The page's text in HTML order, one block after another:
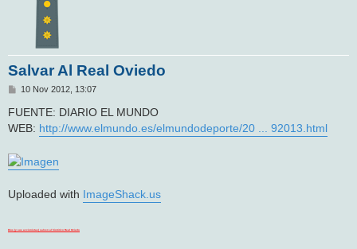
Salvar Al Real Oviedo
M
n
s
a
10 Nov 2012, 13:07
FUENTE: DIARIO EL MUNDO
WEB: http://www.elmundo.es/elmundodeporte/20 ... 92013.html
Uploaded with ImageShack.us
Dios (y sus accionistas) salven al histórico Real Oviedo